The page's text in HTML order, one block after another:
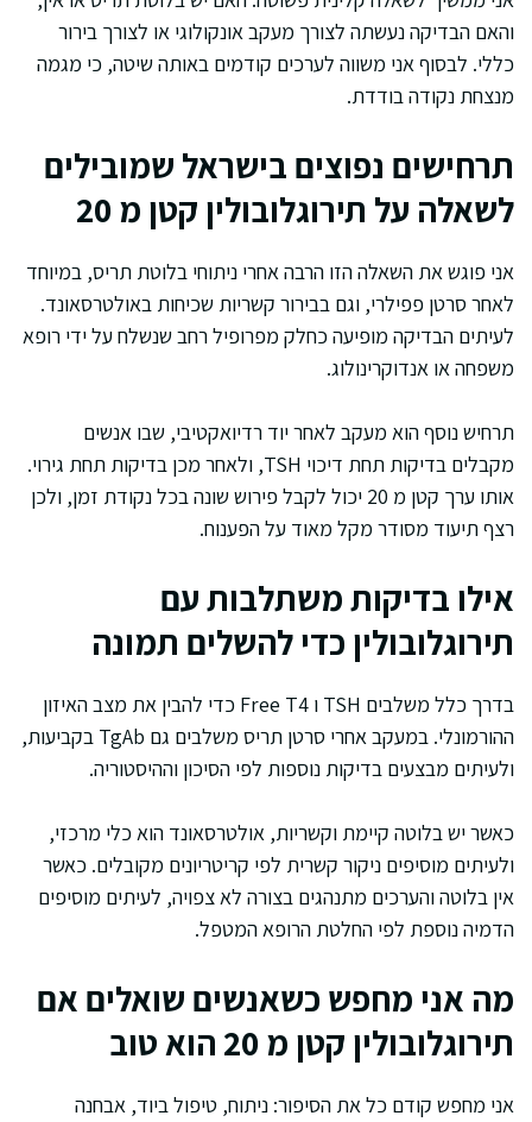
והאם הבדיקה נעשתה לצורך מעקב אונקולוגי או לצורך בירור
כללי. לבסוף אני משווה לערכים קודמים באותה שיטה, כי מגמה
מנצחת נקודה בודדת.
תרחישים נפוצים בישראל שמובילים
לשאלה על תירוגלובולין קטן מ 20
אני פוגש את השאלה הזו הרבה אחרי ניתוחי בלוטת תריס, במיוחד
לאחר סרטן פפילרי, וגם בבירור קשריות שכיחות באולטרסאונד.
לעיתים הבדיקה מופיעה כחלק מפרופיל רחב שנשלח על ידי רופא
משפחה או אנדוקרינולוג.
תרחיש נוסף הוא מעקב לאחר יוד רדיואקטיבי, שבו אנשים
מקבלים בדיקות תחת דיכוי TSH, ולאחר מכן בדיקות תחת גירוי.
אותו ערך קטן מ 20 יכול לקבל פירוש שונה בכל נקודת זמן, ולכן
רצף תיעוד מסודר מקל מאוד על הפענוח.
אילו בדיקות משתלבות עם
תירוגלובולין כדי להשלים תמונה
בדרך כלל משלבים TSH ו Free T4 כדי להבין את מצב האיזון
ההורמונלי. במעקב אחרי סרטן תריס משלבים גם TgAb בקביעות,
ולעיתים מבצעים בדיקות נוספות לפי הסיכון וההיסטוריה.
כאשר יש בלוטה קיימת וקשריות, אולטרסאונד הוא כלי מרכזי,
ולעיתים מוסיפים ניקור קשרית לפי קריטריונים מקובלים. כאשר
אין בלוטה והערכים מתנהגים בצורה לא צפויה, לעיתים מוסיפים
הדמיה נוספת לפי החלטת הרופא המטפל.
מה אני מחפש כשאנשים שואלים אם
תירוגלובולין קטן מ 20 הוא טוב
אני מחפש קודם כל את הסיפור: ניתוח, טיפול ביוד, אבחנה